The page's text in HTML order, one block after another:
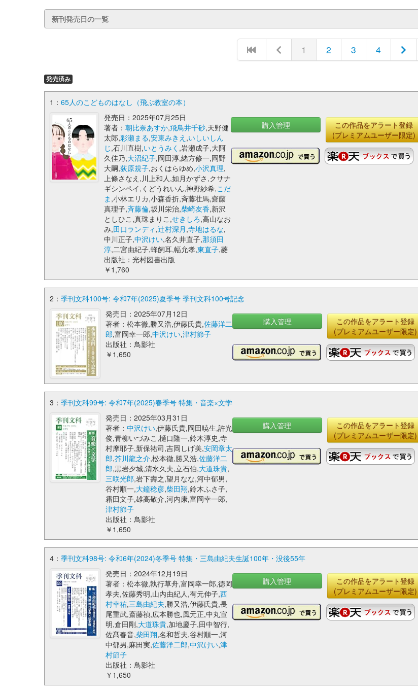
新刊発売日の一覧
1 2 3 4
発売済み
1： 65人のこどものはなし（飛ぶ教室の本）
発売日：2025年07月25日
著者：朝比奈あすか,飛鳥井千砂,天野健
太郎,彩瀬まる,安東みきえ ,いしいしん
じ,石川直樹,いとうみく ,岩瀬成子,大阿
久佳乃,大沼紀子,岡田淳,緒方修一,岡野
大嗣,荻原規子,おくはらゆめ,小沢真理,
上條さなえ,川上和人,如月かずさ,クサナ
ギシンペイ,くどうれいん,神野紗希,こだ
ま ,小林エリカ,小森香折,斉藤壮馬,齋藤
真理子,斉藤倫,坂川栄治,柴崎友香,新沢
としひこ,真珠まりこ,せきしろ,高山なお
み,田口ランディ ,辻村深月 ,寺地はるな,
中川正子,中沢けい,名久井直子,那須田
淳,二宮由紀子,蜂飼耳,幅允孝,東直子,菱
出版社：光村図書出版
￥1,760
購入管理
この作品をアラート登録
(プレミアムユーザー限定)
2： 季刊文科100号: 令和7年(2025)夏季号 季刊文科100号記念
発売日：2025年07月12日
著者：松本徹,勝又浩,伊藤氏貴,佐藤洋二
郎,富岡幸一郎,中沢けい,津村節子
出版社：鳥影社
￥1,650
購入管理
この作品をアラート登録
(プレミアムユーザー限定)
3： 季刊文科99号: 令和7年(2025)春季号 特集・音楽×文学
発売日：2025年03月31日
著者： 中沢けい,伊藤氏貴,岡田暁生,許光
俊,青柳いづみこ,樋口隆一,鈴木淳史,寺
村摩耶子,新保祐司,吉岡しげ美,安岡章太
郎,芥川龍之介,松本徹,勝又浩,佐藤洋二
郎,黒岩夕城,清水久夫,立石伯,大道珠貴,
三咲光郎,岩下壽之,望月なな,河中郁男,
谷村順一,大鐘稔彦,柴田翔,鈴木ふさ子,
霜田文子,雄高敬介,河内康,富岡幸一郎,
津村節子
出版社：鳥影社
￥1,650
購入管理
この作品をアラート登録
(プレミアムユーザー限定)
4： 季刊文科98号: 令和6年(2024)冬季号 特集・三島由紀夫生誕100年・没後55年
発売日：2024年12月19日
著者：松本徹,執行草舟,富岡幸一郎,徳岡
孝夫,佐藤秀明,山内由紀人,有元伸子,西
村幸祐,三島由紀夫,勝又浩,伊藤氏貴,長
尾重武,斎藤禎,広本勝也,風元正,中丸宣
明,倉田剛,大道珠貴,加地慶子,田中智行,
佐髙春音,柴田翔,名和哲夫,谷村順一,河
中郁男,麻田実,佐藤洋二郎,中沢けい,津
村節子
出版社：鳥影社
￥1,650
購入管理
この作品をアラート登録
(プレミアムユーザー限定)